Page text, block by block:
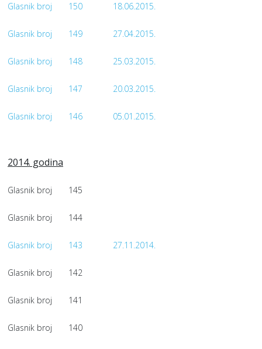
Glasnik broj 150 18.06.2015.
Glasnik broj 149 27.04.2015.
Glasnik broj 148 25.03.2015.
Glasnik broj 147 20.03.2015.
Glasnik broj 146 05.01.2015.
2014. godina
Glasnik broj 145
Glasnik broj 144
Glasnik broj 143 27.11.2014.
Glasnik broj 142
Glasnik broj 141
Glasnik broj 140